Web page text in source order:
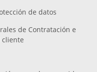
de datos
de Contratación e